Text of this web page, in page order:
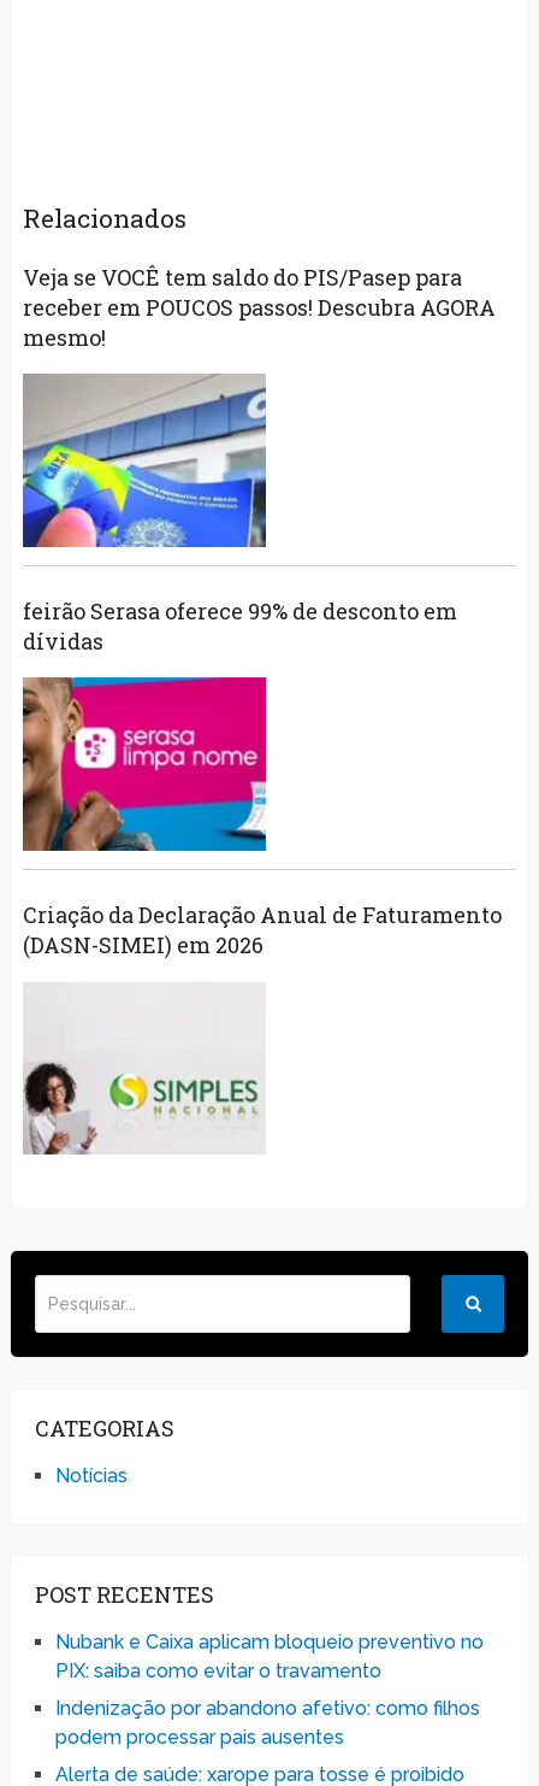
Relacionados
Veja se VOCÊ tem saldo do PIS/Pasep para
receber em POUCOS passos! Descubra AGORA
mesmo!
feirão Serasa oferece 99% de desconto em
dívidas
Criação da Declaração Anual de Faturamento
(DASN-SIMEI) em 2026
CATEGORIAS
Notícias
POST RECENTES
Nubank e Caixa aplicam bloqueio preventivo no
PIX: saiba como evitar o travamento
Indenização por abandono afetivo: como filhos
podem processar pais ausentes
Alerta de saúde: xarope para tosse é proibido